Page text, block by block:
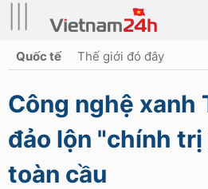
Quốc tế Thế giới đó đây
Công nghệ xanh
đảo lộn "chính
toàn cầu